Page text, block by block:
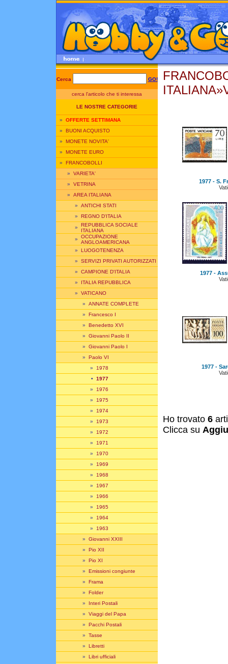
Cerca GO!
cerca l'articolo che ti interessa
LE NOSTRE CATEGORIE
» OFFERTE SETTIMANA
» BUONI ACQUISTO
» MONETE NOVITA'
» MONETE EURO
» FRANCOBOLLI
» VARIETA'
» VETRINA
» AREA ITALIANA
» ANTICHI STATI
» REGNO D'ITALIA
» REPUBBLICA SOCIALE
ITALIANA
» OCCUPAZIONE
ANGLOAMERICANA
» LUOGOTENENZA
» SERVIZI PRIVATI AUTORIZZATI
» CAMPIONE D'ITALIA
» ITALIA REPUBBLICA
» VATICANO
» ANNATE COMPLETE
» Francesco I
» Benedetto XVI
» Giovanni Paolo II
» Giovanni Paolo I
» Paolo VI
» 1978
• 1977
» 1976
» 1975
» 1974
» 1973
» 1972
» 1971
» 1970
» 1969
» 1968
» 1967
» 1966
» 1965
» 1964
» 1963
» Giovanni XXIII
» Pio XII
» Pio XI
» Emissioni congiunte
» Frama
» Folder
» Interi Postali
» Viaggi del Papa
» Pacchi Postali
» Tasse
» Libretti
» Libri ufficiali
1977 - S.
1977 -
1977 -
Ho trovato 6
Clicca su